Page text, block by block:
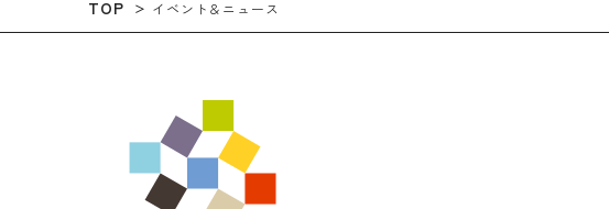
TOP イベント＆ニュース